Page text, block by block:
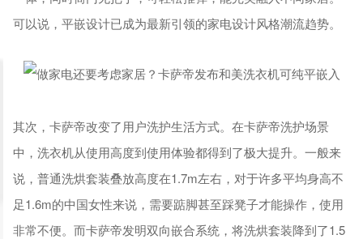
可以说，平嵌设计已成为最新引领的家电设计风格潮流趋势。
其次，卡萨帝改变了用户洗护生活方式。在卡萨帝洗护场景
中，洗衣机从使用高度到使用体验都得到了极大提升。一般来
说，普通洗烘套装叠放高度在1.7m左右，对于许多平均身高不
足1.6m的中国女性来说，需要踮脚甚至踩凳子才能操作，使用
非常不便。而卡萨帝发明双向嵌合系统，将洗烘套装降到了1.5